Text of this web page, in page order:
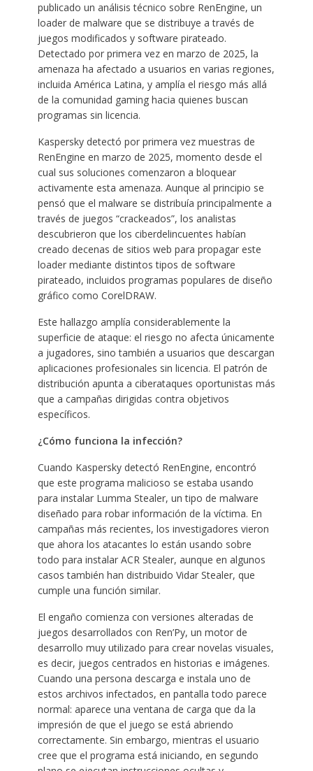
publicado un análisis técnico sobre RenEngine, un
loader de malware que se distribuye a través de
juegos modificados y software pirateado.
Detectado por primera vez en marzo de 2025, la
amenaza ha afectado a usuarios en varias regiones,
incluida América Latina, y amplía el riesgo más allá
de la comunidad gaming hacia quienes buscan
programas sin licencia.
Kaspersky detectó por primera vez muestras de
RenEngine en marzo de 2025, momento desde el
cual sus soluciones comenzaron a bloquear
activamente esta amenaza. Aunque al principio se
pensó que el malware se distribuía principalmente a
través de juegos “crackeados”, los analistas
descubrieron que los ciberdelincuentes habían
creado decenas de sitios web para propagar este
loader mediante distintos tipos de software
pirateado, incluidos programas populares de diseño
gráfico como CorelDRAW.
Este hallazgo amplía considerablemente la
superficie de ataque: el riesgo no afecta únicamente
a jugadores, sino también a usuarios que descargan
aplicaciones profesionales sin licencia. El patrón de
distribución apunta a ciberataques oportunistas más
que a campañas dirigidas contra objetivos
específicos.
¿Cómo funciona la infección?
Cuando Kaspersky detectó RenEngine, encontró
que este programa malicioso se estaba usando
para instalar Lumma Stealer, un tipo de malware
diseñado para robar información de la víctima. En
campañas más recientes, los investigadores vieron
que ahora los atacantes lo están usando sobre
todo para instalar ACR Stealer, aunque en algunos
casos también han distribuido Vidar Stealer, que
cumple una función similar.
El engaño comienza con versiones alteradas de
juegos desarrollados con Ren’Py, un motor de
desarrollo muy utilizado para crear novelas visuales,
es decir, juegos centrados en historias e imágenes.
Cuando una persona descarga e instala uno de
estos archivos infectados, en pantalla todo parece
normal: aparece una ventana de carga que da la
impresión de que el juego se está abriendo
correctamente. Sin embargo, mientras el usuario
cree que el programa está iniciando, en segundo